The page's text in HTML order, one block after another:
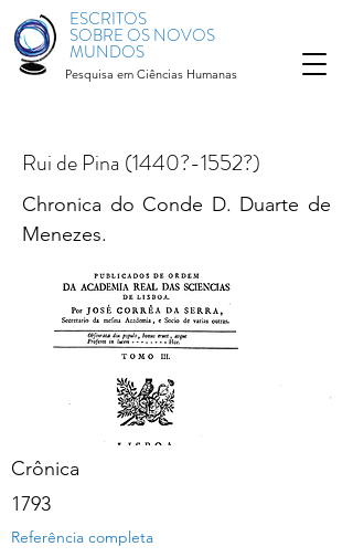
ESCRITOS
SOBRE OS NOVOS
MUNDOS
Pesquisa em Ciências Humanas
Rui de Pina (1440?-1552?)
Chronica do Conde D. Duarte de
Menezes.
Crônica
1793
Referência completa